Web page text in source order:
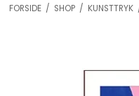
FORSIDE / SHOP / KUNSTTRYK